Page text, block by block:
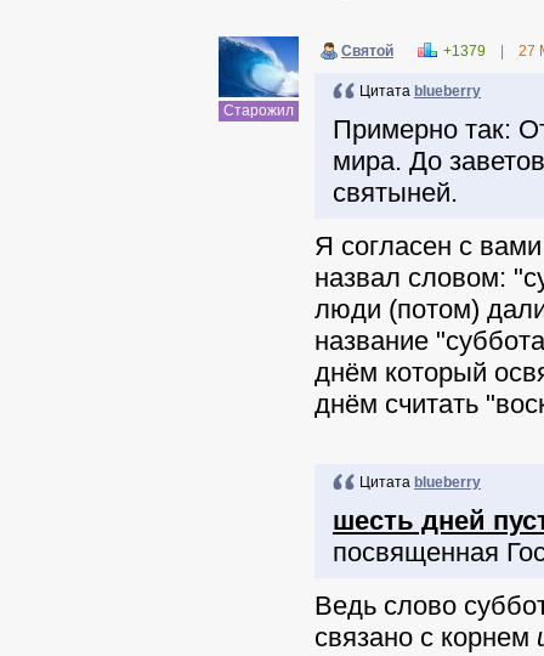
Старожил
Святой +1379 27
Цитата blueberry
Примерно так:
мира. До
святыней.
Я согласен с
назвал словом:
люди (потом)
название
днём который
днём считать
Цитата blueberry
шесть дней
посвященная
Ведь слово
связано с корнем